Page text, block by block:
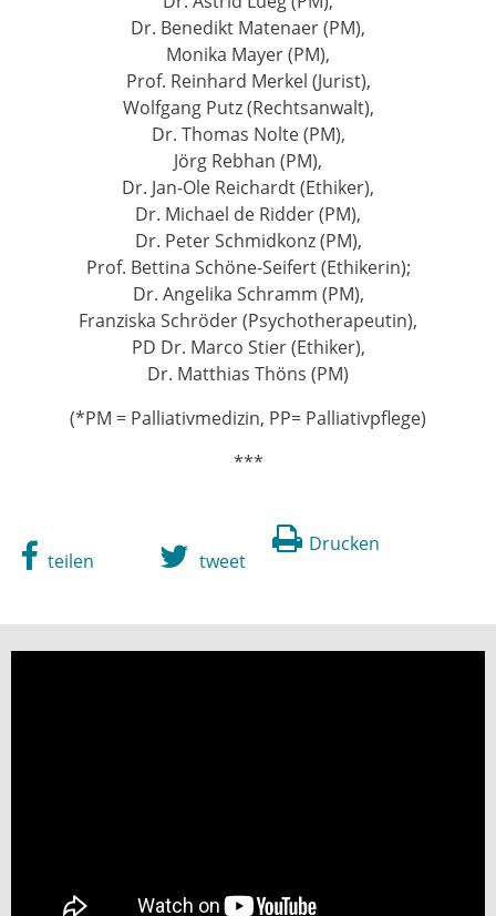
Dr. Benedikt Matenaer (PM),
Monika Mayer (PM),
Prof. Reinhard Merkel (Jurist),
Wolfgang Putz (Rechtsanwalt),
Dr. Thomas Nolte (PM),
Jörg Rebhan (PM),
Dr. Jan-Ole Reichardt (Ethiker),
Dr. Michael de Ridder (PM),
Dr. Peter Schmidkonz (PM),
Prof. Bettina Schöne-Seifert (Ethikerin);
Dr. Angelika Schramm (PM),
Franziska Schröder (Psychotherapeutin),
PD Dr. Marco Stier (Ethiker),
Dr. Matthias Thöns (PM)
(*PM = Palliativmedizin, PP= Palliativpflege)
***
Drucken
teilen tweet